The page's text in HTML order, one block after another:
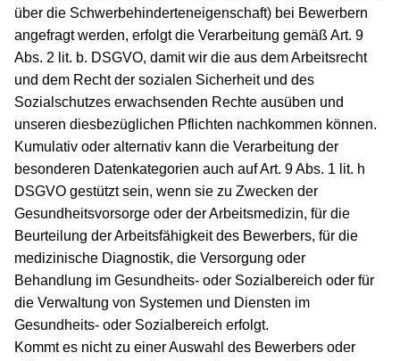
über die Schwerbehinderteneigenschaft) bei Bewerbern
angefragt werden, erfolgt die Verarbeitung gemäß Art. 9
Abs. 2 lit. b. DSGVO, damit wir die aus dem Arbeitsrecht
und dem Recht der sozialen Sicherheit und des
Sozialschutzes erwachsenden Rechte ausüben und
unseren diesbezüglichen Pflichten nachkommen können.
Kumulativ oder alternativ kann die Verarbeitung der
besonderen Datenkategorien auch auf Art. 9 Abs. 1 lit. h
DSGVO gestützt sein, wenn sie zu Zwecken der
Gesundheitsvorsorge oder der Arbeitsmedizin, für die
Beurteilung der Arbeitsfähigkeit des Bewerbers, für die
medizinische Diagnostik, die Versorgung oder
Behandlung im Gesundheits- oder Sozialbereich oder für
die Verwaltung von Systemen und Diensten im
Gesundheits- oder Sozialbereich erfolgt.
Kommt es nicht zu einer Auswahl des Bewerbers oder